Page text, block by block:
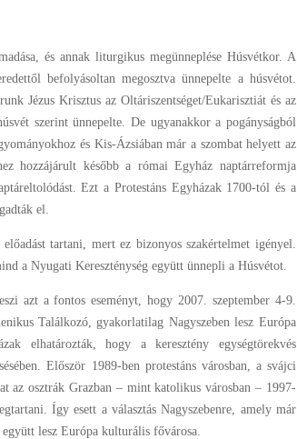
és annak liturgikus megünneplése Húsvétkor. A
befolyásoltan megosztva ünnepelte a húsvétot.
Jézus Krisztus az Oltáriszentséget/Eukarisztiát és az
szerint ünnepelte. De ugyanakkor a pogányságból
és Kis-Ázsiában már a szombat helyett az
hozzájárult később a római Egyház naptárreformja
Ezt a Protestáns Egyházak 1700-tól és a
el.
tartani, mert ez bizonyos szakértelmet igényel.
a Nyugati Kereszténység együtt ünnepli a Húsvétot.
azt a fontos eseményt, hogy 2007. szeptember 4-9.
Találkozó, gyakorlatilag Nagyszeben lesz Európa
elhatározták, hogy a keresztény egységtörekvés
Először 1989-ben protestáns városban, a svájci
az osztrák Grazban – mint katolikus városban – 1997-
Így esett a választás Nagyszebenre, amely már
lesz Európa kulturális fővárosa.